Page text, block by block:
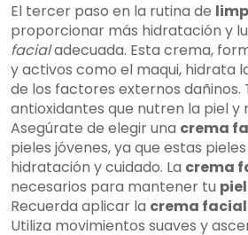
El tercer paso en la rutina de
proporcionar más hidratación y
facialadecuada. Esta crema,
y activos como el maqui, hidrata
de los factores externos
antioxidantes que nutren la piel
Asegúrate de elegir una crema
pieles jóvenes, ya que estas
hidratación y cuidado. La crema
necesarios para mantener tu
Recuerda aplicar la crema facial
Utiliza movimientos suaves y